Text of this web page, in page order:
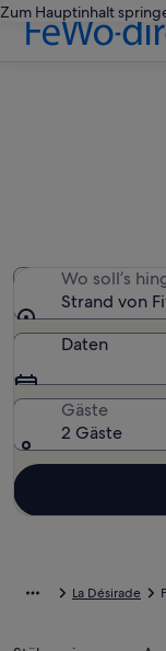
Zum Hauptinhalt
Wo soll’s
Strand von
Daten
Gäste
2 Gäste
La Désirade